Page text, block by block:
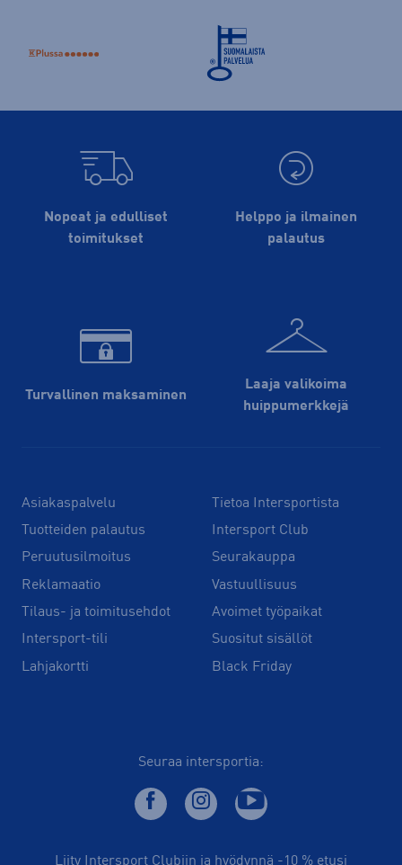
Nopeat ja edulliset
toimitukset
Helppo ja ilmainen
palautus
Turvallinen maksaminen
Laaja valikoima
huippu­merkkejä
Asiakaspalvelu
Tuotteiden palautus
Peruutusilmoitus
Reklamaatio
Tilaus- ja toimitusehdot
Intersport-tili
Lahjakortti
Tietoa Intersportista
Intersport Club
Seurakauppa
Vastuullisuus
Avoimet työpaikat
Suositut sisällöt
Black Friday
Seuraa intersportia:
Liity Intersport Clubiin ja hyödynnä -10 % etusi